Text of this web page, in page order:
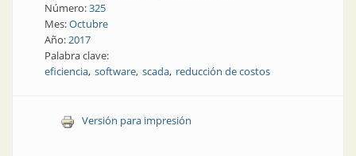
Número:325
Mes:Octubre
Año:2017
Palabra clave:
eficiencia software scada reducción de costos
Versión para impresión